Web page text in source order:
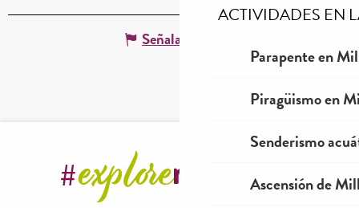
ACTIVIDADES EN
Parapente en
Piragüismo en
Senderismo
Ascensión de
Señalar un error